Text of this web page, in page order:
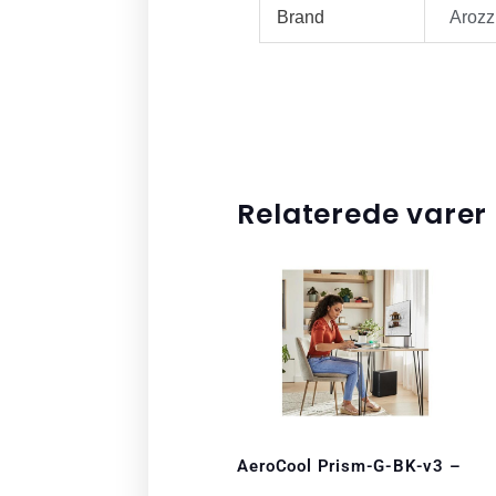
Brand
Relaterede varer
AeroCool Prism-G-BK-v3 –